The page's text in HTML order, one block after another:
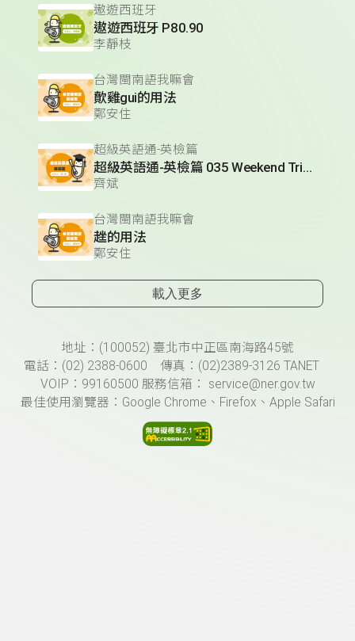
遨遊西班牙
遨遊西班牙 P80.90
李靜枝
台灣閩南語我嘛會
歕雞gui的用法
鄭安住
超級英語通-英檢篇
超級英語通-英檢篇 035 Weekend Trip- 週末旅遊
齊斌
台灣閩南語我嘛會
趖的用法
鄭安住
載入更多
頁尾資訊地址：(100052) 臺北市中正區南海路45號
電話：(02) 2388-0600 傳真：(02)2389-3126 TANET
VOIP：99160500 服務信箱： service@ner.gov.tw
最佳使用瀏覽器：Google Chrome、Firefox、Apple Safari